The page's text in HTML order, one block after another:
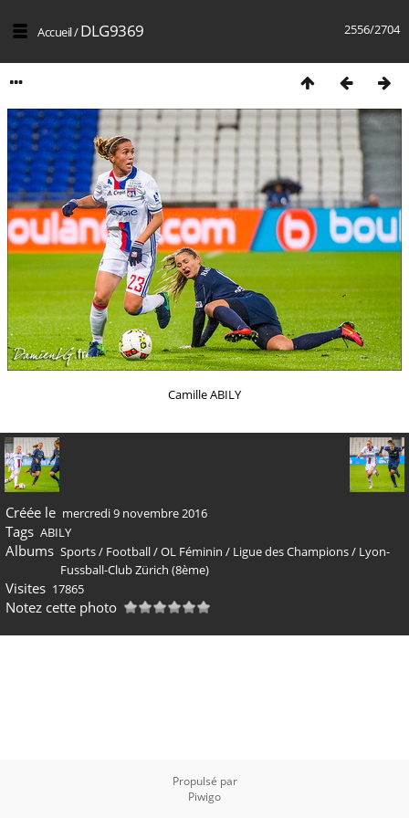
2556/2704
Accueil/DLG9369
Camille ABILY
Créée le mercredi 9 novembre 2016
Tags ABILY
Albums Sports/ Football/OL Féminin / Ligue des Champions/ Lyon-
Fussball-Club Zürich (8ème)
Visites 17865
Notez cette photo
Propulsé par
Piwigo